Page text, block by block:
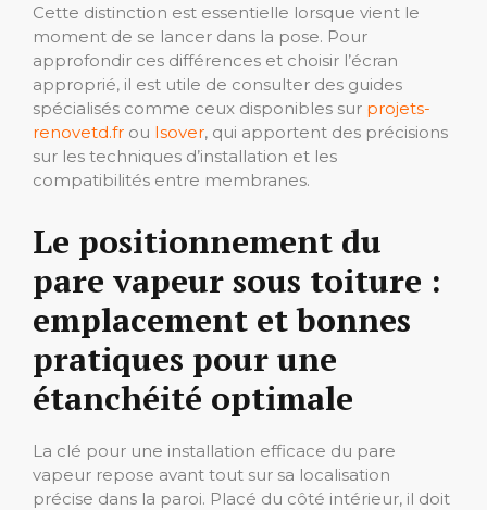
Cette distinction est essentielle lorsque vient le
moment de se lancer dans la pose. Pour
approfondir ces différences et choisir l’écran
approprié, il est utile de consulter des guides
spécialisés comme ceux disponibles sur projets-
renovetd.fr ou Isover, qui apportent des précisions
sur les techniques d’installation et les
compatibilités entre membranes.
Le positionnement du
pare vapeur sous toiture :
emplacement et bonnes
pratiques pour une
étanchéité optimale
La clé pour une installation efficace du pare
vapeur repose avant tout sur sa localisation
précise dans la paroi. Placé du côté intérieur, il doit